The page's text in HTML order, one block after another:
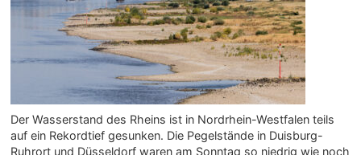
Der Wasserstand des Rheins ist in Nordrhein-Westfalen teils
auf ein Rekordtief gesunken. Die Pegelstände in Duisburg-
Ruhrort und Düsseldorf waren am Sonntag so niedrig wie noch